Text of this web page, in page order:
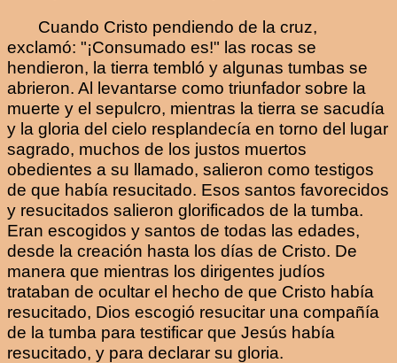
Cuando Cristo pendiendo de la cruz,
exclamó: "¡Consumado es!" las rocas se
hendieron, la tierra tembló y algunas tumbas se
abrieron. Al levantarse como triunfador sobre la
muerte y el sepulcro, mientras la tierra se sacudía
y la gloria del cielo resplandecía en torno del lugar
sagrado, muchos de los justos muertos
obedientes a su llamado, salieron como testigos
de que había resucitado. Esos santos favorecidos
y resucitados salieron glorificados de la tumba.
Eran escogidos y santos de todas las edades,
desde la creación hasta los días de Cristo. De
manera que mientras los dirigentes judíos
trataban de ocultar el hecho de que Cristo había
resucitado, Dios escogió resucitar una compañía
de la tumba para testificar que Jesús había
resucitado, y para declarar su gloria.